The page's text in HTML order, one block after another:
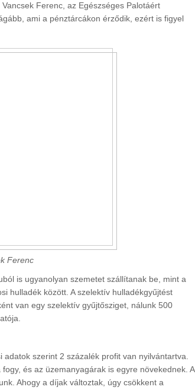
Ferenc, az Egészséges Palotáért
ami a pénztárcákon érződik, ezért is figyel
Ferenc
is ugyanolyan szemetet szállítanak be, mint a
hulladék között. A szelektív hulladékgyűjtést
van egy szelektív gyűjtősziget, nálunk 500
szerint 2 százalék profit van nyilvántartva.
és az üzemanyagárak is egyre növekednek. A
Ahogy a díjak változtak, úgy csökkent a